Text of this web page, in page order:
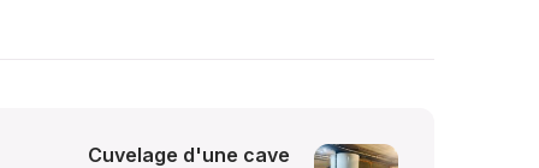
Cuvelage d'une cave